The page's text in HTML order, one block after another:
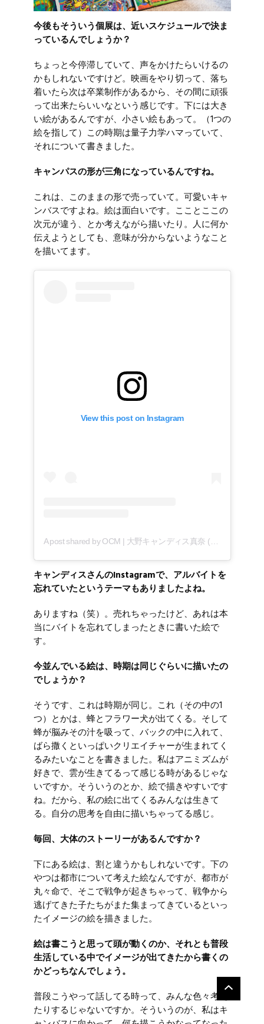
今後もそういう個展は、近いスケジュールで決ま
っているんでしょうか？
ちょっと今停滞していて、声をかけたらいけるの
かもしれないですけど。映画をやり切って、落ち
着いたら次は卒業制作があるから、その間に頑張
って出来たらいいなという感じです。下には大き
い絵があるんですが、小さい絵もあって。（1つの
絵を指して）この時期は量子力学ハマっていて、
それについて書きました。
キャンパスの形が三角になっているんですね。
これは、このままの形で売っていて。可愛いキャ
ンバスですよね。絵は面白いです。こことここの
次元が違う、とか考えながら描いたり。人に何か
伝えようとしても、意味が分からないようなこと
を描いてます。
View this post on Instagram
A post shared by OCM | 大野キャンディス真奈 (@pinky_loverrr)
キャンディスさんのInstagramで、アルバイトを
忘れていたというテーマもありましたよね。
ありますね（笑）。売れちゃったけど、あれは本
当にバイトを忘れてしまったときに書いた絵で
す。
今並んでいる絵は、時期は同じぐらいに描いたの
でしょうか？
そうです、これは時期が同じ。これ（その中の1
つ）とかは、蜂とフラワー犬が出てくる。そして
蜂が脳みその汁を吸って、バックの中に入れて、
ばら撒くといっぱいクリエイチャーが生まれてく
るみたいなことを書きました。私はアニミズムが
好きで、雲が生きてるって感じる時があるじゃな
いですか。そういうのとか、絵で描きやすいです
ね。だから、私の絵に出てくるみんなは生きて
る。自分の思考を自由に描いちゃってる感じ。
毎回、大体のストーリーがあるんですか？
下にある絵は、割と違うかもしれないです。下の
やつは都市について考えた絵なんですが、都市が
丸々命で、そこで戦争が起きちゃって、戦争から
逃げてきた子たちがまた集まってきているといっ
たイメージの絵を描きました。
絵は書こうと思って頭が動くのか、それとも普段
生活している中でイメージが出てきたから書くの
かどっちなんでしょう。
普段こうやって話してる時って、みんな色々考え
たりするじゃないですか。そういうのが、私はキ